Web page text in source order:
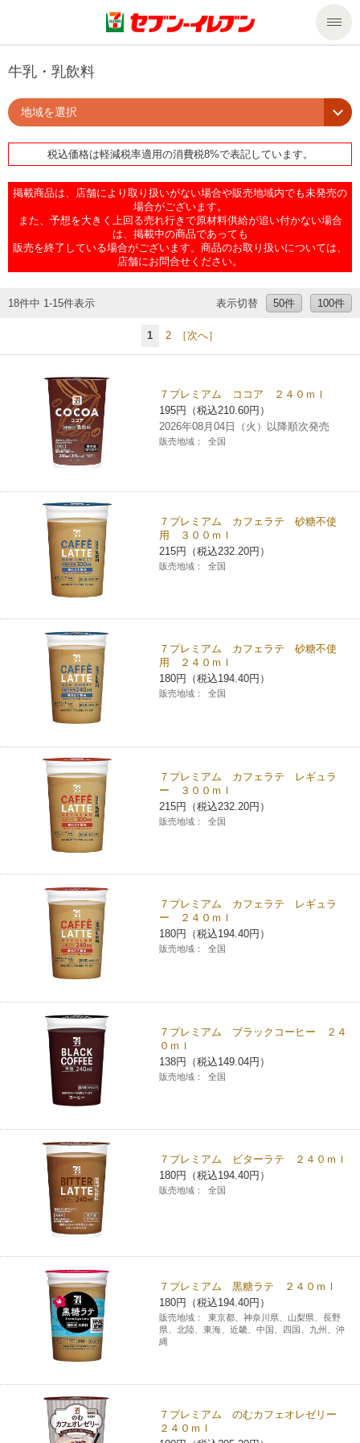
商品のご案内
商品のご案内トップ
今週の新商品
商品カテゴリ一覧
食の安全・安心への取組み
ギフト
プリペイドカード・金券
セール・キャンペーン
サービス
nanacoトップ
マルチコピー機でできることトップ
コピー
プリント
ファクス
チケット
スポーツ振興くじ
行政サービス
保険
学び・教育
宅配便
切手・はがき・印紙
ご利用可能なお支払い方法
各種料金のお支払い
レジでApple Accountにチャージ
オンラインフォトサービス
宅配ロッカー（店舗限定）
自転車シェアリング（店舗限定）
モバイルバッテリーシェアリング（店舗限定）
モバイルWi-Fiバッテリーシェアリング（店舗限定）
荷物預かりサービス「ecbocloakエクボクローク」（店舗限定）
パウダースペース ラブン（店舗限定）
ソフトバンクギフト
チケットサービス
セブンチケット
イープラス
CNプレイガイド
セブン‐イレブンでお受取り
タワーレコード
セブンネットショッピング
停電時のサービス停止のお知らせ
企業情報トップ
ニュースリリース
企業理念
会社概要
国内店舗数
セブン‐イレブンの海外事業
データで見るセブン‐イレブン
セブン‐イレブンの「商品力」
セブン-イレブンの横顔
セブン-イレブンの歴史
私たちの取組み
サステナビリティ
セブン＆アイ・ホールディングスの重点課題
サステナビリティ活動基本方針
GREEN CHALLENGE 2050
4VISIONS
サステナビリティレポート
報告書ライブラリー
加盟店オーナー募集 物件募集・購入
アルバイト情報
店舗検索
ネットショッピング
お問い合わせ
Language
English (Corporate)
English (Services)
简体中文(服务)
한국어(서비스)
ภาษาไทย(บริการ)
牛乳・乳飲料
地域を選択
税込価格は軽減税率適用の消費税8%で表記しています。
掲載商品は、店舗により取り扱いがない場合や販売地域内でも未発売の
場合がございます。
また、予想を大きく上回る売れ行きで原材料供給が追い付かない場合
は、掲載中の商品であっても
販売を終了している場合がございます。商品のお取り扱いについては、
店舗にお問合せください。
18件中 1-15件表示 表示切替 50件 100件
1 2 ［次へ］
７プレミアム ココア ２４０ｍｌ
195円（税込210.60円）
2026年08月04日（火）以降順次発売
販売地域： 全国
７プレミアム カフェラテ 砂糖不使
用 ３００ｍｌ
215円（税込232.20円）
販売地域： 全国
７プレミアム カフェラテ 砂糖不使
用 ２４０ｍｌ
180円（税込194.40円）
販売地域： 全国
７プレミアム カフェラテ レギュラ
ー ３００ｍｌ
215円（税込232.20円）
販売地域： 全国
７プレミアム カフェラテ レギュラ
ー ２４０ｍｌ
180円（税込194.40円）
販売地域： 全国
７プレミアム ブラックコーヒー ２４
０ｍｌ
138円（税込149.04円）
販売地域： 全国
７プレミアム ビターラテ ２４０ｍｌ
180円（税込194.40円）
販売地域： 全国
７プレミアム 黒糖ラテ ２４０ｍｌ
180円（税込194.40円）
販売地域：
東京都、神奈川県、山梨県、長野
県、北陸、東海、近畿、中国、四国、九州、沖
縄
７プレミアム のむカフェオレゼリー
２４０ｍｌ